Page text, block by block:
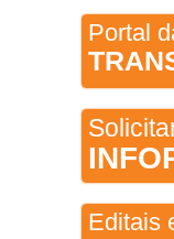
Portal
Editais